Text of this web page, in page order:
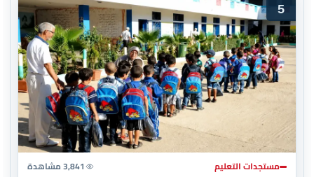
5
مستجدات التعليم 3,841 مشاهدة